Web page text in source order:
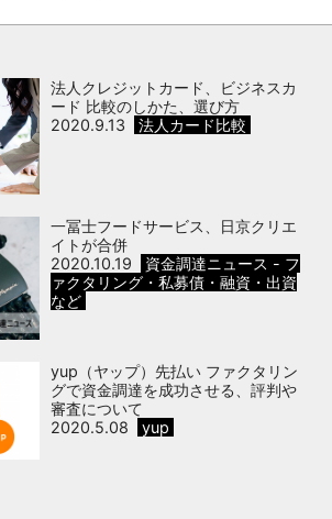
法人クレジットカード、ビジネスカ
ード 比較のしかた、選び方
2020.9.13
法人カード比較
一冨士フードサービス、日京クリエ
イトが合併
2020.10.19
資金調達ニュース - フ
ァクタリング・私募債・融資・出資
など
yup（ヤップ）先払い ファクタリン
グで資金調達を成功させる、評判や
審査について
2020.5.08
yup